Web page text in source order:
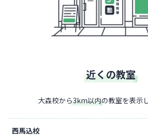
近くの教室
大森校から3km以内の教室を表示
西馬込校